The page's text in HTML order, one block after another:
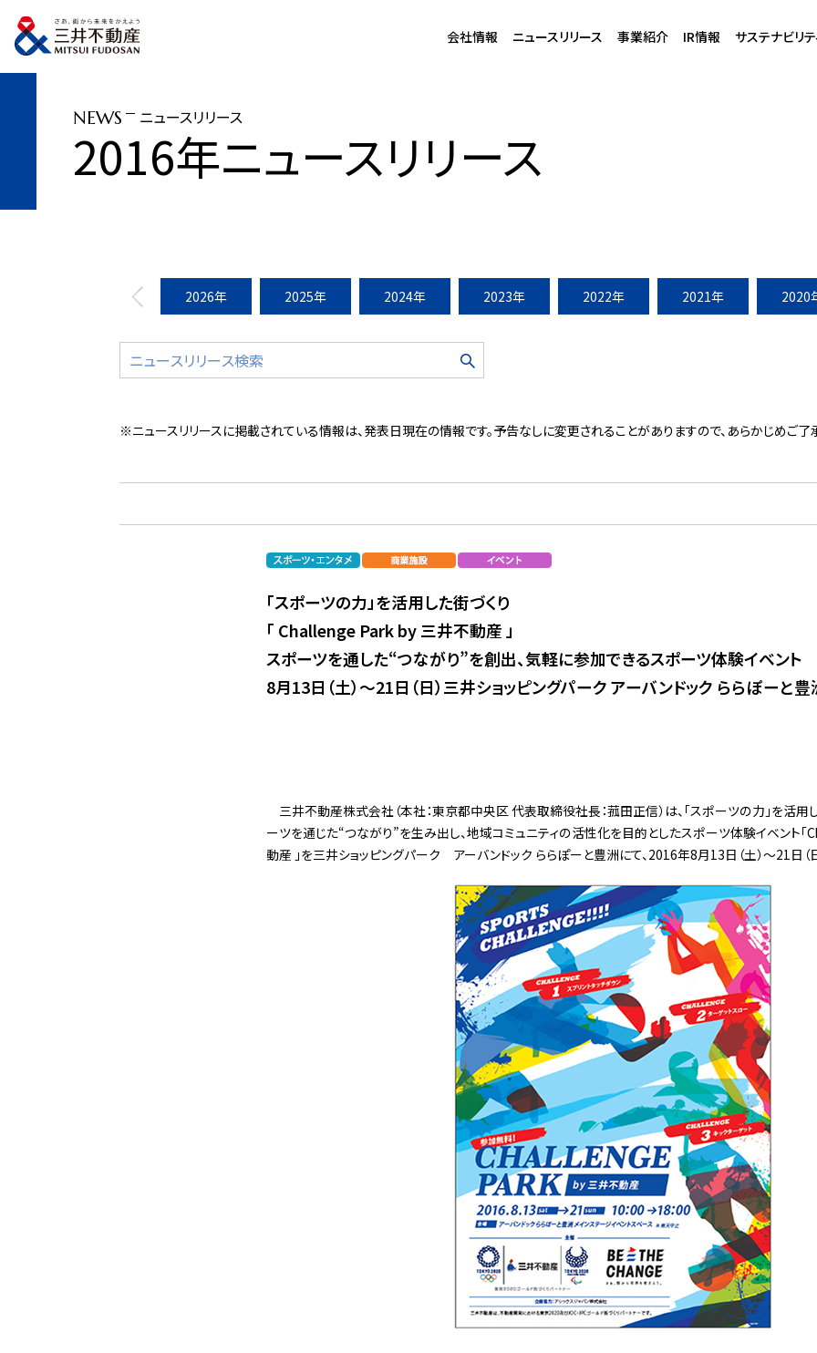
会社情報 ニュースリリース 事業紹介 IR情報 サステナビリテ
トップページ ニュースリリース
NEWS ニュースリリース
2016年ニュースリリース
2026年 2025年 2024年 2023年 2022年 2021年 2020
※ニュースリリースに掲載されている情報は、発表日現在の情報です。予告なしに変更されることがありますので、あらかじめご了
「スポーツの力」を活用した街づくり
「 Challenge Park by 三井不動産 」
スポーツを通した“つながり”を創出、気軽に参加できるスポーツ体験イベント
8月13日（土）～21日（日）三井ショッピングパーク アーバンドック ららぽーと
三井不動産株式会社（本社：東京都中央区 代表取締役社長：菰田正信）は、「スポーツの力」を活用
ーツを通じた“つながり”を生み出し、地域コミュニティの活性化を目的としたスポーツ体験イベント
動産 」を三井ショッピングパーク アーバンドック ららぽーと豊洲にて、2016年8月13日（土）～21日（